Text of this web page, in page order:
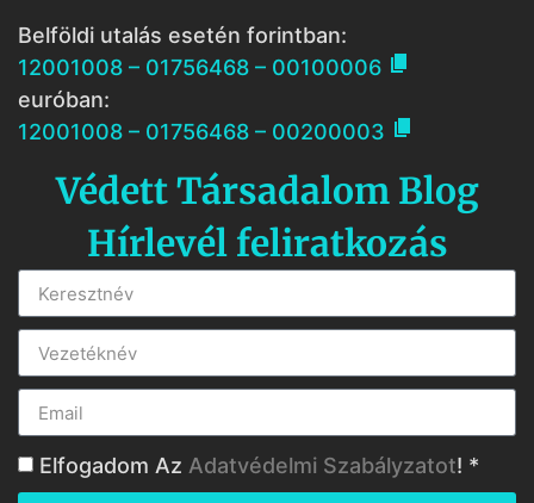
Belföldi utalás esetén forintban:
12001008 – 01756468 – 00100006 
euróban:
12001008 – 01756468 – 00200003 
Védett Társadalom Blog
Hírlevél feliratkozás
Elfogadom Az Adatvédelmi Szabályzatot! *